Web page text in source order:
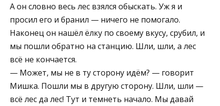
А он словно весь лес взялся обыскать. Уж я и
просил его и бранил — ничего не помогало.
Наконец он нашёл ёлку по своему вкусу, срубил, и
мы пошли обратно на станцию. Шли, шли, а лес
всё не кончается.
— Может, мы не в ту сторону идём? — говорит
Мишка. Пошли мы в другую сторону. Шли, шли —
всё лес да лес! Тут и темнеть начало. Мы давай